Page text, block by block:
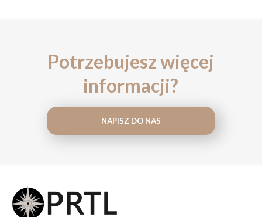
Potrzebujesz więcej
informacji?
NAPISZ DO NAS